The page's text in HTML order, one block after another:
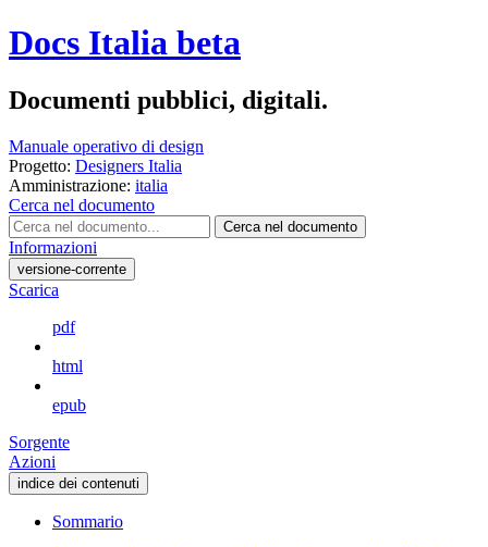
Docs Italia beta
Documenti pubblici, digitali.
Manuale operativo di design
Progetto: Designers Italia
Amministrazione: italia
Cerca nel documento
Cerca nel documento
Informazioni
versione-corrente
Scarica
pdf
html
epub
Sorgente
Azioni
indice dei contenuti
Sommario